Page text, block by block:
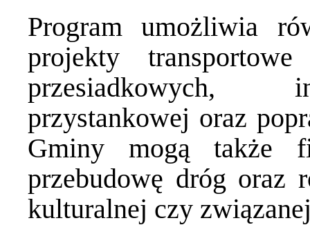
Program umożliwia
projekty
przesiadkowych,
przystankowej oraz
Gminy mogą także
przebudowę dróg oraz
kulturalnej czy